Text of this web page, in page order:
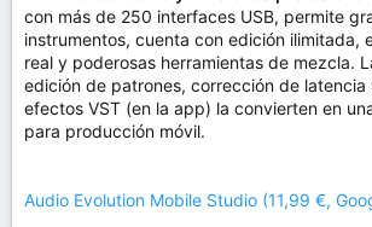
con más de 250 interfaces USB, permite
instrumentos, cuenta con edición ilimitada,
real y poderosas herramientas de mezcla.
edición de patrones, corrección de latencia
efectos VST (en la app) la convierten en
para producción móvil.
Audio Evolution Mobile Studio (11,99 €,